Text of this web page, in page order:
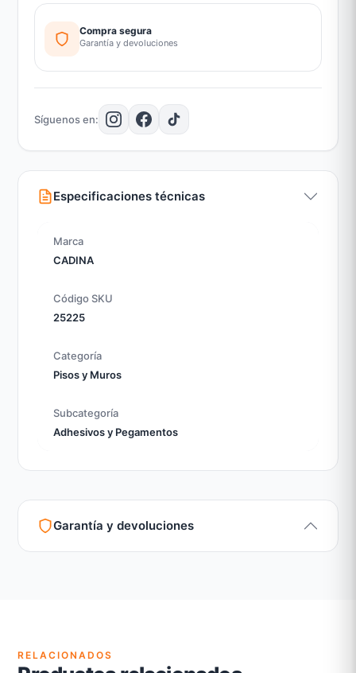
Especificaciones técnicas
Marca
CADINA
Código SKU
25225
Categoría
Pisos y Muros
Subcategoría
Adhesivos y Pegamentos
Garantía y devoluciones
Compra segura
Garantía y devoluciones
Síguenos en:
RELACIONADOS